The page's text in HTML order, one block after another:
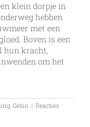
klein dorpje in
hebben
met een
Boven is een
hun kracht,
om het
Gezin | Reacties